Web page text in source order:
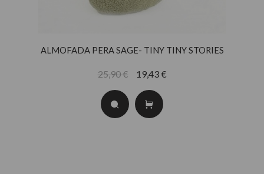
ALMOFADA PERA SAGE- TINY TINY STORIES
25,90 € 19,43 €